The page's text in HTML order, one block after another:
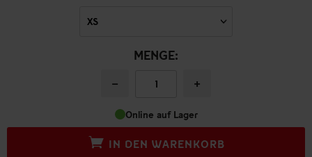
MENGE:
− +
Online auf Lager
IN DEN WARENKORB